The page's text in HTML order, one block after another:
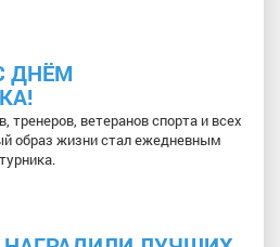
ДНЁМ
тренеров, ветеранов спорта и всех
образ жизни стал ежедневным